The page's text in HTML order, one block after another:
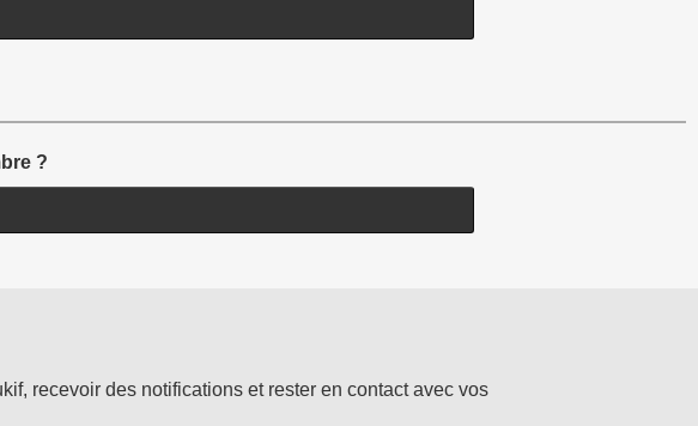
?
recevoir des notifications et rester en contact avec vos